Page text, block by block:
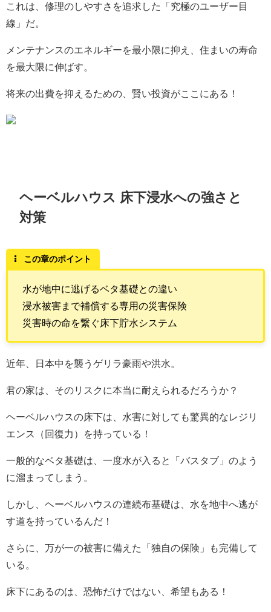
これは、修理のしやすさを追求した「究極のユーザー目
線」だ。
メンテナンスのエネルギーを最小限に抑え、住まいの寿命
を最大限に伸ばす。
将来の出費を抑えるための、賢い投資がここにある！
ヘーベルハウス 床下浸水への強さと
対策
この章のポイント
水が地中に逃げるベタ基礎との違い
浸水被害まで補償する専用の災害保険
災害時の命を繋ぐ床下貯水システム
近年、日本中を襲うゲリラ豪雨や洪水。
君の家は、そのリスクに本当に耐えられるだろうか？
ヘーベルハウスの床下は、水害に対しても驚異的なレジリ
エンス（回復力）を持っている！
一般的なベタ基礎は、一度水が入ると「バスタブ」のよう
に溜まってしまう。
しかし、ヘーベルハウスの連続布基礎は、水を地中へ逃が
す道を持っているんだ！
さらに、万が一の被害に備えた「独自の保険」も完備して
いる。
床下にあるのは、恐怖だけではない、希望もある！